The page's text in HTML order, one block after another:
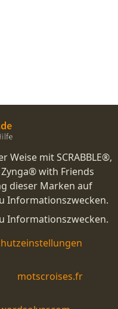
mit SCRABBLE®,
with Friends
dieser Marken auf
Informationszwecken.
Informationszwecken.
motscroises.fr